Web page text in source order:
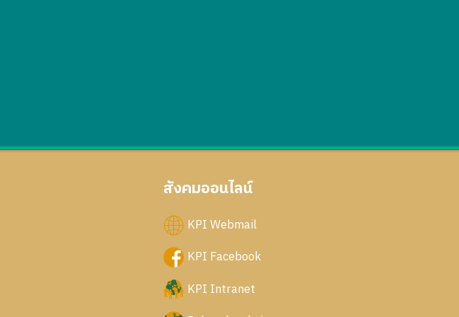
สังคมออนไลน์
KPI Webmail
KPI Facebook
KPI Intranet